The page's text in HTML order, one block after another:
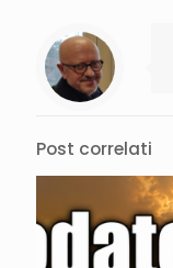
Post correlati